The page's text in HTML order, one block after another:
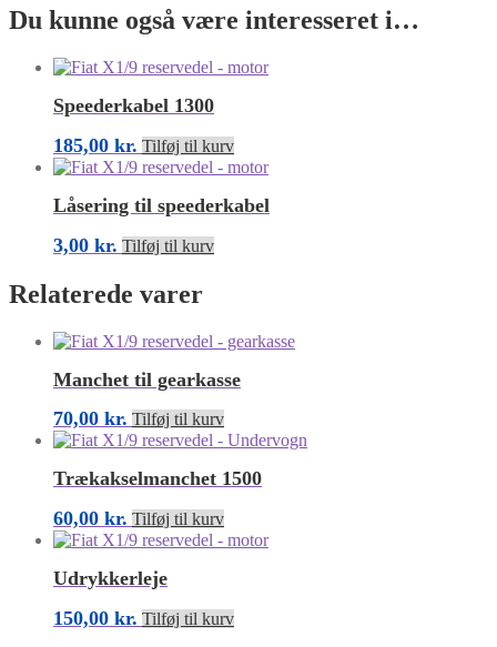
Du kunne også være interesseret i…
Speederkabel 1300
185,00 kr. Tilføj til kurv
Låsering til speederkabel
3,00 kr. Tilføj til kurv
Relaterede varer
Manchet til gearkasse
70,00 kr. Tilføj til kurv
Trækakselmanchet 1500
60,00 kr. Tilføj til kurv
Udrykkerleje
150,00 kr. Tilføj til kurv